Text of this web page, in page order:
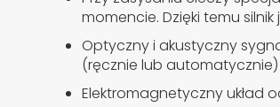
momencie. Dzięki temu
Optyczny i akustyczny
(ręcznie lub automatycznie)
Elektromagnetyczny układ